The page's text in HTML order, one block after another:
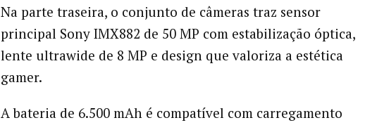
Na parte traseira, o conjunto de câmeras traz sensor
principal Sony IMX882 de 50 MP com estabilização óptica,
lente ultrawide de 8 MP e design que valoriza a estética
gamer.
A bateria de 6.500 mAh é compatível com carregamento